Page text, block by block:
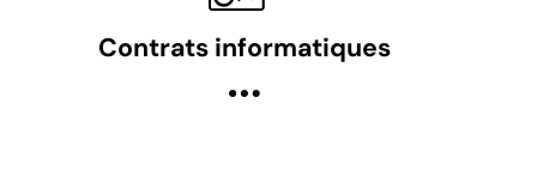
Contrats informatiques